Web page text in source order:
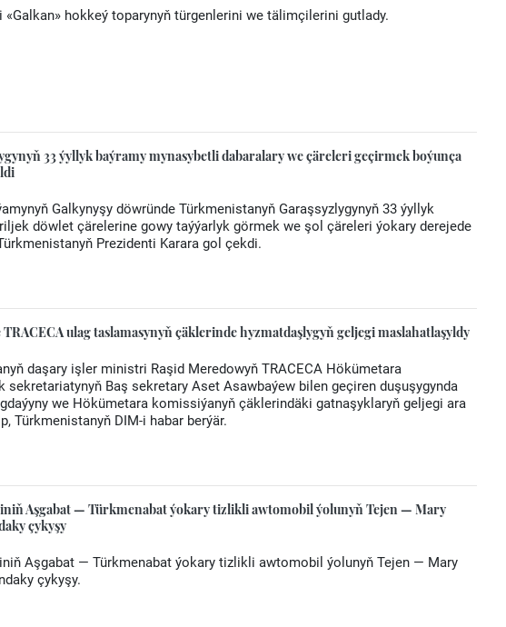
«Galkan» hokkeý toparynyň türgenlerini we tälimçilerini gutlady.
33 ýyllyk baýramy mynasybetli dabaralary we çäreleri geçirmek boýunça
Galkynyşy döwründe Türkmenistanyň Garaşsyzlygynyň 33 ýyllyk
döwlet çärelerine gowy taýýarlyk görmek we şol çäreleri ýokary derejede
Prezidenti Karara gol çekdi.
ulag taslamasynyň çäklerinde hyzmatdaşlygyň geljegi maslahatlaşyldy
daşary işler ministri Raşid Meredowyň TRACECA Hökümetara
sekretariatynyň Baş sekretary Aset Asawbaýew bilen geçiren duşuşygynda
we Hökümetara komissiýanyň çäklerindäki gatnaşyklaryň geljegi ara
Türkmenistanyň DIM-i habar berýär.
Aşgabat — Türkmenabat ýokary tizlikli awtomobil ýolunyň Tejen — Mary
çykyşy
Aşgabat — Türkmenabat ýokary tizlikli awtomobil ýolunyň Tejen — Mary
çykyşy.